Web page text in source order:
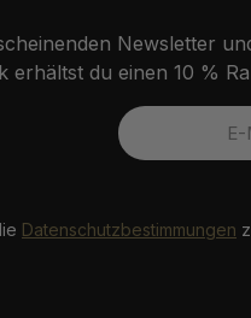
Newsletter
erhältst du einen 10 %
E-
Mail-
Datenschutzbestimmungen